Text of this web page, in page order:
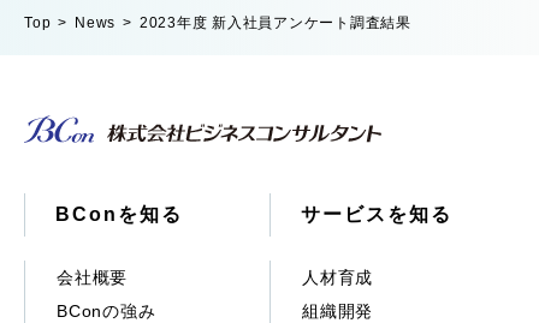
Top News 2023年度 新入社員アンケート調査結果
BConを知る
会社概要
BConの強み
サービスを知る
人材育成
組織開発